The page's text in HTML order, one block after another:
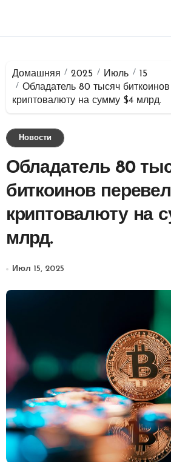
Домашняя 2025 Июль
15
Обладатель 80 тысяч
криптовалюту на сумму $4 млрд.
Новости
Обладатель 80
биткоинов
криптовалюту на
млрд.
Июл 15, 2025